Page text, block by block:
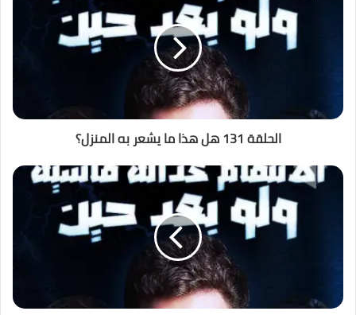
الحلقة 131 هل هذا ما يشعر به المنزل؟